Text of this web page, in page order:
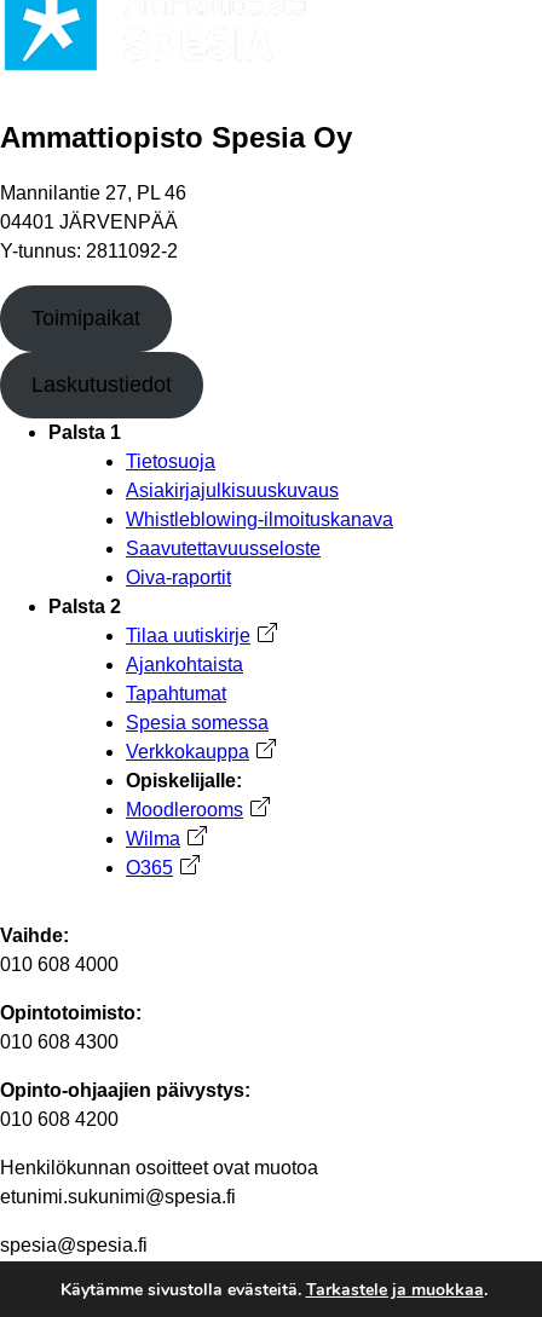
Ammattiopisto Spesia Oy
Mannilantie 27, PL 46
04401 JÄRVENPÄÄ
Y-tunnus: 2811092-2
Toimipaikat
Laskutustiedot
Palsta 1
Tietosuoja
Asiakirjajulkisuuskuvaus
Whistleblowing-ilmoituskanava
Saavutettavuusseloste
Oiva-raportit
Palsta 2
Tilaa uutiskirje Avautuu uuteen välilehteen
Ajankohtaista
Tapahtumat
Spesia somessa
Verkkokauppa Avautuu uuteen välilehteen
Opiskelijalle:
Moodlerooms Avautuu uuteen välilehteen
Wilma Avautuu uuteen välilehteen
O365 Avautuu uuteen välilehteen
Vaihde:
010 608 4000
Opintotoimisto:
010 608 4300
Opinto-ohjaajien päivystys:
010 608 4200
Henkilökunnan osoitteet ovat muotoa
etunimi.sukunimi@spesia.fi
spesia@spesia.fi
Käytämme sivustolla evästeitä. Tarkastele ja muokkaa.